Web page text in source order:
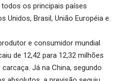
os principais países
Unidos, Brasil, União Européia e
e consumidor mundial
de 12,42 para 12,32 milhões
Já na China, segundo